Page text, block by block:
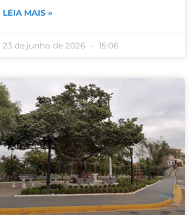
LEIA MAIS »
23 de junho de 2026 15:06